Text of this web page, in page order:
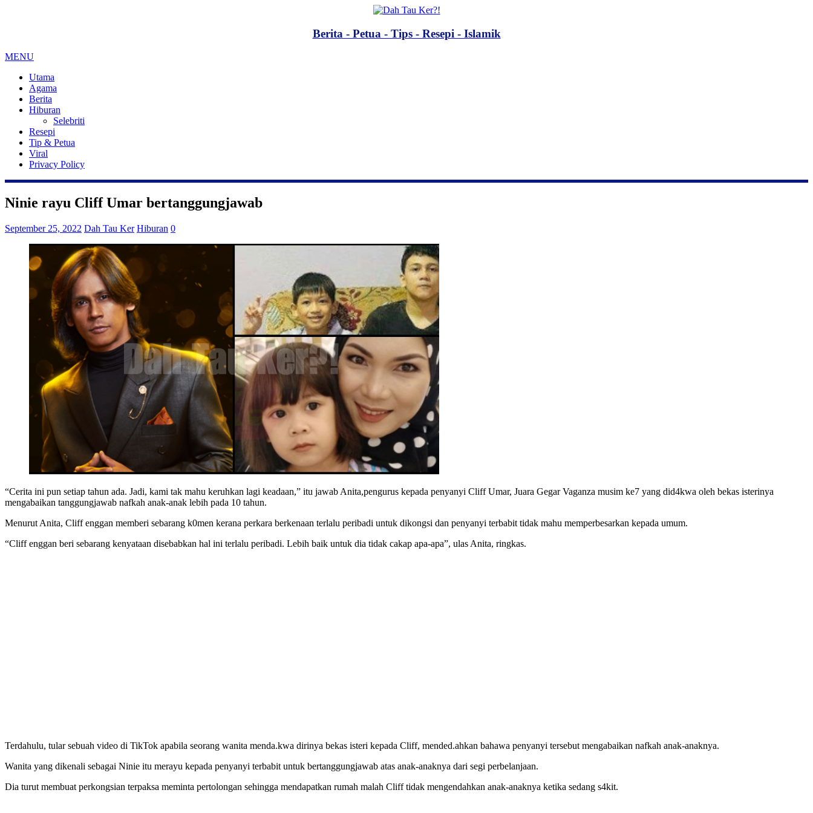
Berita - Petua - Tips - Resepi - Islamik
MENU
Utama
Agama
Berita
Hiburan
Selebriti
Resepi
Tip & Petua
Viral
Privacy Policy
Ninie rayu Cliff Umar bertanggungjawab
September 25, 2022 Dah Tau Ker Hiburan 0
“Cerita ini pun setiap tahun ada. Jadi, kami tak mahu keruhkan lagi keadaan,” itu jawab Anita,pengurus kepada penyanyi Cliff Umar, Juara Gegar Vaganza musim ke7 yang did4kwa oleh bekas isterinya
mengabaikan tanggungjawab nafkah anak-anak lebih pada 10 tahun.
Menurut Anita, Cliff enggan memberi sebarang k0men kerana perkara berkenaan terlalu peribadi untuk dikongsi dan penyanyi terbabit tidak mahu memperbesarkan kepada umum.
“Cliff enggan beri sebarang kenyataan disebabkan hal ini terlalu peribadi. Lebih baik untuk dia tidak cakap apa-apa”, ulas Anita, ringkas.
Terdahulu, tular sebuah video di TikTok apabila seorang wanita menda.kwa dirinya bekas isteri kepada Cliff, mended.ahkan bahawa penyanyi tersebut mengabaikan nafkah anak-anaknya.
Wanita yang dikenali sebagai Ninie itu merayu kepada penyanyi terbabit untuk bertanggungjawab atas anak-anaknya dari segi perbelanjaan.
Dia turut membuat perkongsian terpaksa meminta pertolongan sehingga mendapatkan rumah malah Cliff tidak mengendahkan anak-anaknya ketika sedang s4kit.